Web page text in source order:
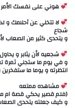
هوني على نفسك
لا تتخلي عن أحلامك
شجاع
و يتحدى كثير من الصعاب
شجعيه لأن يثابر و
و في يوم ما ستجني ثمرة
انتظرته و يوما ما
مشاهده ممتعه
(فلم قصير يحكي قصة ام
و كيف جعلته يتحدى